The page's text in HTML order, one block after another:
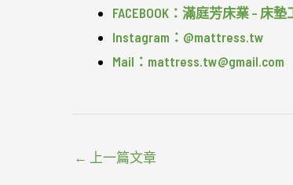
FACEBOOK：滿庭芳床業 – 床墊
Instagram：@mattress.tw
Mail：mattress.tw@gmail.com
← 上一篇文章